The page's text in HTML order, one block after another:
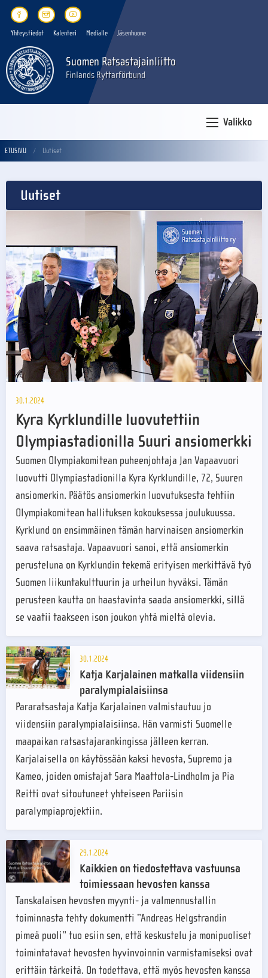
Yhteystiedot Kalenteri Medialle Jäsenhuone
Suomen Ratsastajainliitto
Finlands Ryttarförbund
Valikko
ETUSIVU Uutiset
Uutiset
30.1.2024
Kyra Kyrklundille luovutettiin
Olympiastadionilla Suuri ansiomerkki
Suomen Olympiakomitean puheenjohtaja Jan Vapaavuori
luovutti Olympiastadionilla Kyra Kyrklundille, 72, Suuren
ansiomerkin. Päätös ansiomerkin luovutuksesta tehtiin
Olympiakomitean hallituksen kokouksessa joulukuussa.
Kyrklund on ensimmäinen tämän harvinaisen ansiomerkin
saava ratsastaja. Vapaavuori sanoi, että ansiomerkin
perusteluna on Kyrklundin tekemä erityisen merkittävä työ
Suomen liikuntakulttuurin ja urheilun hyväksi. Tämän
perusteen kautta on haastavinta saada ansiomerkki, sillä
se vaatii taakseen ison joukon yhtä mieltä olevia.
30.1.2024
Katja Karjalainen matkalla viidensiin
paralympialaisiinsa
Pararatsastaja Katja Karjalainen valmistautuu jo
viidensiin paralympialaisiinsa. Hän varmisti Suomelle
maapaikan ratsastajarankingissa jälleen kerran.
Karjalaisella on käytössään kaksi hevosta, Supremo ja
Kameo, joiden omistajat Sara Maattola-Lindholm ja Pia
Reitti ovat sitoutuneet yhteiseen Pariisin
paralympiaprojektiin.
29.1.2024
Kaikkien on tiedostettava vastuunsa
toimiessaan hevosten kanssa
Tanskalaisen hevosten myynti- ja valmennustallin
toiminnasta tehty dokumentti ”Andreas Helgstrandin
pimeä puoli” tuo esiin sen, että keskustelu ja monipuoliset
toimintatavat hevosten hyvinvoinnin varmistamiseksi ovat
erittäin tärkeitä. On todettava, että myös hevosten kanssa